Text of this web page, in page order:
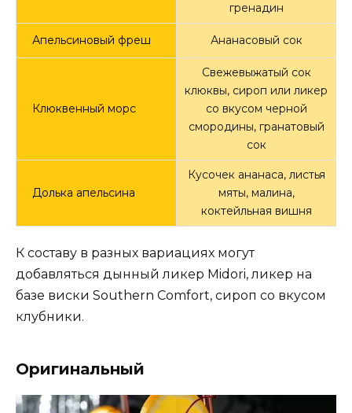
гренадин
Апельсиновый фреш Ананасовый сок
Клюквенный морс
Свежевыжатый сок
клюквы, сироп или ликер
со вкусом черной
смородины, гранатовый
сок
Долька апельсина
Кусочек ананаса, листья
мяты, малина,
коктейльная вишня
К составу в разных вариациях могут
добавляться дынный ликер Midori, ликер на
базе виски Southern Comfort, сироп со вкусом
клубники.
Оригинальный